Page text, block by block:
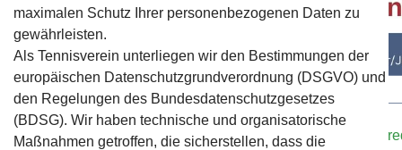
Bei Interesse oder falls ihr Trainer/innen kennt, meldet
Kontaktformularoder E-Mail an:sportwart@tennisclub-
maximalen Schutz Ihrer personenbezogenen Daten zu
gewährleisten.
Als Tennisverein unterliegen wir den Bestimmungen der
europäischen Datenschutzgrundverordnung (DSGVO) und
den Regelungen des Bundesdatenschutzgesetzes
(BDSG). Wir haben technische und organisatorische
Maßnahmen getroffen, die sicherstellen, dass die